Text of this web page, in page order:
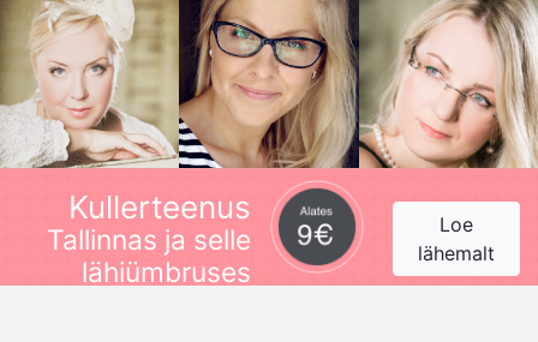
Kullerteenus
Tallinnas ja selle
lähiümbruses
Loe
lähemalt